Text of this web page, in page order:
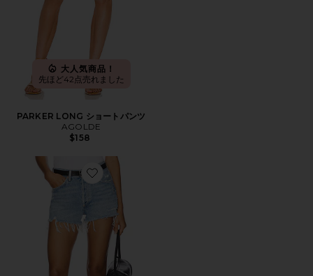
大人気商品！
先ほど42点売れました
PARKER LONG ショートパンツ
AGOLDE
$158
Favorite PARKER ビンテージカットオフショートパンツ